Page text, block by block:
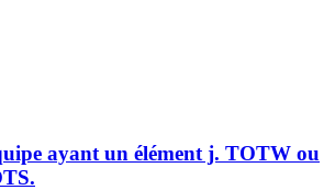
ayant un élément j. TOTW ou